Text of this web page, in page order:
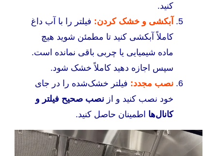
کنید.
آبکشی و خشک کردن: فیلتر را با آب داغ
کاملاً آبکشی کنید تا مطمئن شوید هیچ
ماده شیمیایی یا چربی باقی نمانده است.
سپس اجازه دهید کاملاً خشک شود.
نصب مجدد: فیلتر خشک‌شده را در جای
خود نصب کنید و از نصب صحیح فیلتر و
کانال‌ها اطمینان حاصل کنید.